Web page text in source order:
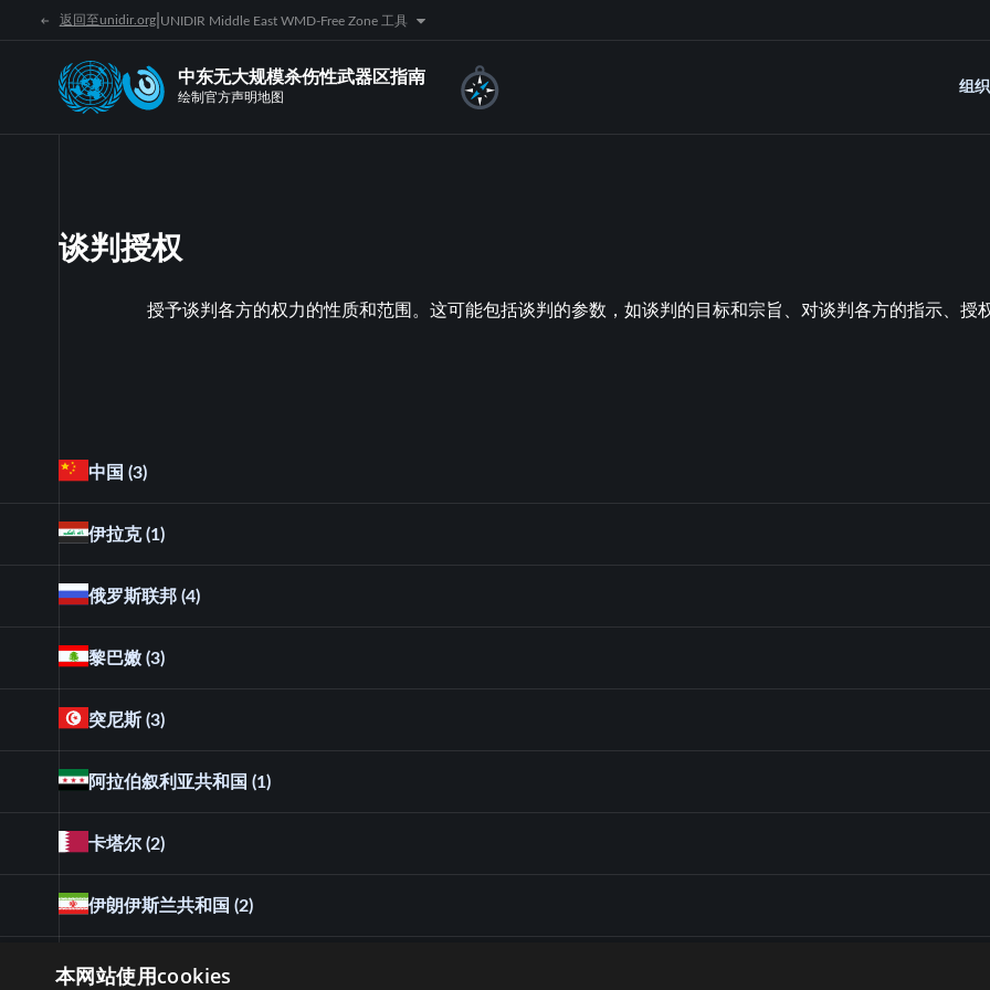
返回至unidir.org| UNIDIR Middle East WMD-Free Zone 工具
中东无大规模杀伤性武器区指南
绘制官方声明地图
组织
谈判授权
授予谈判各方的权力的性质和范围。这可能包括谈判的参数，如谈判的目标和宗旨、对谈判各方的指示、授
中国 (3)
伊拉克 (1)
俄罗斯联邦 (4)
黎巴嫩 (3)
突尼斯 (3)
阿拉伯叙利亚共和国 (1)
卡塔尔 (2)
伊朗伊斯兰共和国 (2)
埃及 (5)
本网站使用cookies